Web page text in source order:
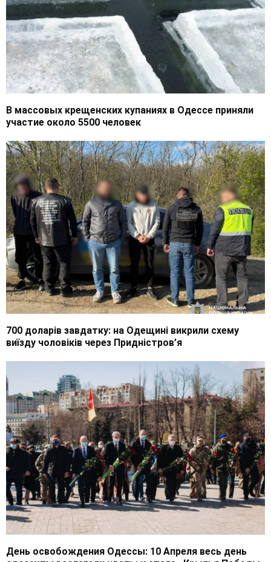
В массовых крещенских купаниях в Одессе приняли
участие около 5500 человек
700 доларів завдатку: на Одещині викрили схему
виїзду чоловіків через Придністров’я
День освобождения Одессы: 10 Апреля весь день